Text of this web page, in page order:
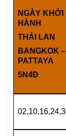
NGÀY KHỞI
HÀNH
THÁI LAN
BANGKOK –
PATTAYA
5N4Đ